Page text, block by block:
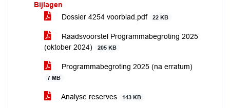
Bijlagen
Dossier 4254 voorblad.pdf
22 KB
Raadsvoorstel Programmabegroting 2025
(oktober 2024)
205 KB
Programmabegroting 2025 (na erratum)
7 MB
Analyse reserves 143 KB